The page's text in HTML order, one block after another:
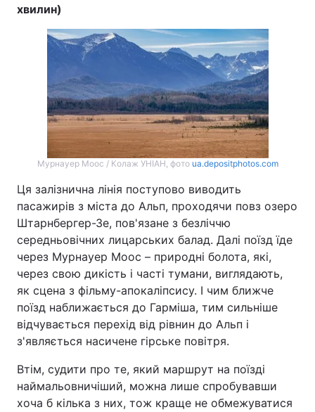
хвилин)
Мурнауер Моос / Колаж УНІАН, фото ua.depositphotos.com
Ця залізнична лінія поступово виводить
пасажирів з міста до Альп, проходячи повз озеро
Штарнбергер-Зе, пов'язане з безліччю
середньовічних лицарських балад. Далі поїзд їде
через Мурнауер Моос – природні болота, які,
через свою дикість і часті тумани, виглядають,
як сцена з фільму-апокаліпсису. І чим ближче
поїзд наближається до Гарміша, тим сильніше
відчувається перехід від рівнин до Альп і
з'являється насичене гірське повітря.
Втім, судити про те, який маршрут на поїзді
наймальовничіший, можна лише спробувавши
хоча б кілька з них, тож краще не обмежуватися